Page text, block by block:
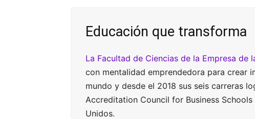
Educación que transforma
La Facultad de Ciencias de la Empresa de
con mentalidad emprendedora para crear
mundo y desde el 2018 sus seis carreras
Accreditation Council for Business
Unidos.